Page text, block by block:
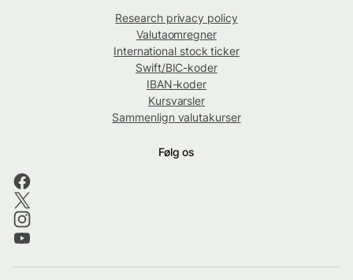
Research privacy policy
Valutaomregner
International stock ticker
Swift/BIC-koder
IBAN-koder
Kursvarsler
Sammenlign valutakurser
Følg os